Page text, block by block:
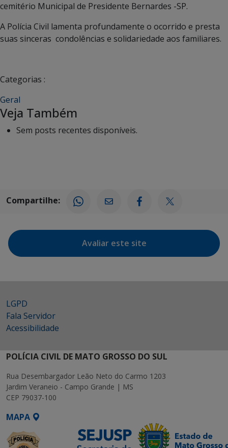
cemitério Municipal de Presidente Bernardes -SP.
A Polícia Civil lamenta profundamente o ocorrido e presta
suas sinceras condolências e solidariedade aos familiares.
Categorias :
Geral
Veja Também
Sem posts recentes disponíveis.
Compartilhe:
Avaliar este site
LGPD
Fala Servidor
Acessibilidade
POLÍCIA CIVIL DE MATO GROSSO DO SUL
Rua Desembargador Leão Neto do Carmo 1203
Jardim Veraneio - Campo Grande | MS
CEP 79037-100
MAPA